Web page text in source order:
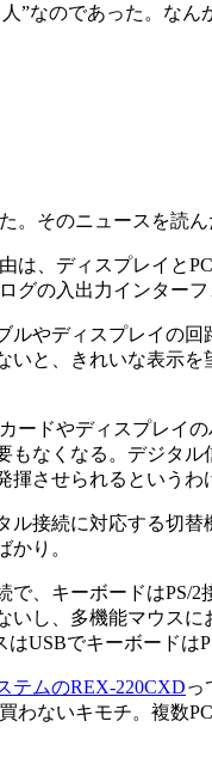
”なのであった。な
。そのニュースを読
、ディスプレイと
の入出力インターフ
やディスプレイの
と、きれいな表示
ドやディスプレイ
なくなる。デジタ
させられるというわ
接続に対応する切
り。
、キーボードはPS/
し、多機能マウス
USBでキーボードは
テムのREX-220CXDっ
わないキモチ。複数